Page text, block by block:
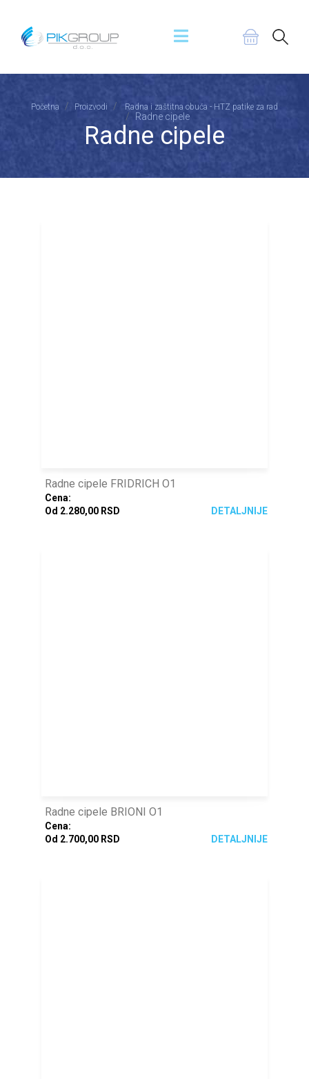
Početna Proizvodi Radna i zaštitna obuća - HTZ patike za rad
Radne cipele
Radne cipele
Radne cipele FRIDRICH O1
Cena:
Od 2.280,00 RSD
DETALJNIJE
Radne cipele BRIONI O1
Cena:
Od 2.700,00 RSD
DETALJNIJE